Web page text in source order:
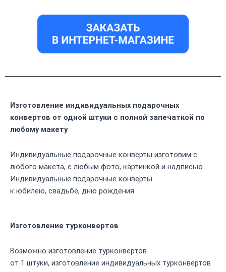
Изготовление индивидуальных подарочных
конвертов от одной штуки с полной запечаткой по
любому макету
Индивидуальные подарочные конверты изготовим с
любого макета, с любым фото, картинкой и надписью.
Индивидуальные подарочные конверты
к юбилею, свадьбе, дню рождения.
Изготовление турконвертов
Возможно изготовление турконвертов
от 1 штуки, изготовление индивидуальных турконвертов